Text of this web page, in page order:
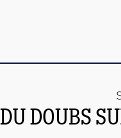
DU DOUBS